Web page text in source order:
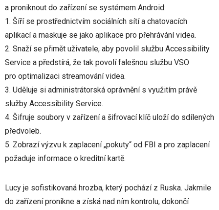
a proniknout do zařízení se systémem Android:
1. Šíří se prostřednictvím sociálních sítí a chatovacích
aplikací a maskuje se jako aplikace pro přehrávání videa.
2. Snaží se přimět uživatele, aby povolil službu Accessibility
Service a předstírá, že tak povolí falešnou službu VSO
pro optimalizaci streamování videa.
3. Uděluje si administrátorská oprávnění s využitím právě
služby Accessibility Service.
4. Šifruje soubory v zařízení a šifrovací klíč uloží do sdílených
předvoleb.
5. Zobrazí výzvu k zaplacení „pokuty“ od FBI a pro zaplacení
požaduje informace o kreditní kartě.
Lucy je sofistikovaná hrozba, který pochází z Ruska. Jakmile
do zařízení pronikne a získá nad ním kontrolu, dokončí